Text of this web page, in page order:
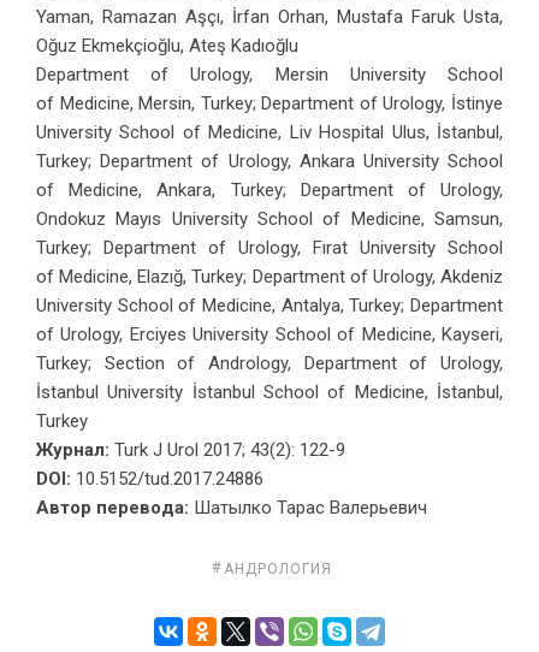
Yaman, Ramazan Aşçı, İrfan Orhan, Mustafa Faruk Usta,
Oğuz Ekmekçioğlu, Ateş Kadıoğlu
Department of Urology, Mersin University School
of Medicine, Mersin, Turkey; Department of Urology, İstinye
University School of Medicine, Liv Hospital Ulus, İstanbul,
Turkey; Department of Urology, Ankara University School
of Medicine, Ankara, Turkey; Department of Urology,
Ondokuz Mayıs University School of Medicine, Samsun,
Turkey; Department of Urology, Fırat University School
of Medicine, Elazığ, Turkey; Department of Urology, Akdeniz
University School of Medicine, Antalya, Turkey; Department
of Urology, Erciyes University School of Medicine, Kayseri,
Turkey; Section of Andrology, Department of Urology,
İstanbul University İstanbul School of Medicine, İstanbul,
Turkey
Журнал: Turk J Urol 2017; 43(2): 122-9
DOI: 10.5152/tud.2017.24886
Ав­тор пе­ре­во­да: Ша­тыл­ко Та­рас Ва­ле­рьевич
АНДРОЛОГИЯ